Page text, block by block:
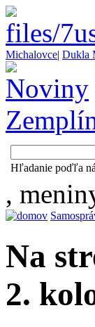
Michalovce| Dukla
Hľadanie poďľa
,
Na
2.